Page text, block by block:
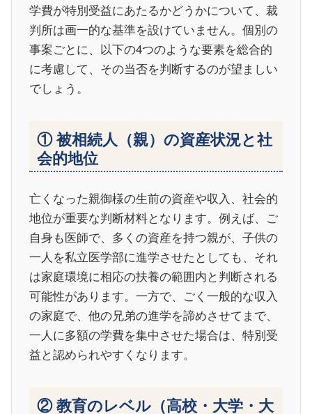
学費が特別受益にあたるかどうかについて、裁
判所は画一的な基準を設けていません。個別の
事案ごとに、以下の4つのような要素を総合的
に考慮して、その当否を判断するのが望ましい
でしょう。
① 被相続人（親）の資産状況と社
会的地位
亡くなった親御様の生前の資産や収入、社会的
地位が重要な判断材料となります。例えば、ご
自身も医師で、多くの資産を持つ親が、子供の
一人を私立医学部に進学させたとしても、それ
は家庭環境に相応の扶養の範囲内と判断される
可能性があります。一方で、ごく一般的な収入
の家庭で、他の兄弟の進学を諦めさせてまで、
一人に多額の学費を集中させた場合は、特別受
益と認められやすくなります。
② 教育のレベル（高校・大学・大